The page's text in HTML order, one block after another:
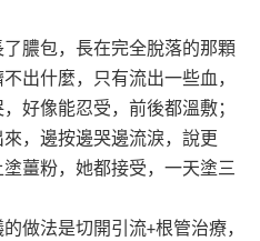
膿包，長在完全脫落的那顆
出什麼，只有流出一些血，
好像能忍受，前後都溫敷；
，邊按邊哭邊流淚，說更
薑粉，她都接受，一天塗三
做法是切開引流+根管治療，